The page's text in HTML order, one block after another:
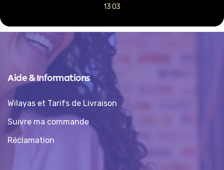
13 03
Aide & Informations
Wilayas et Tarifs de Livraison
Suivre ma commande
Réclamation